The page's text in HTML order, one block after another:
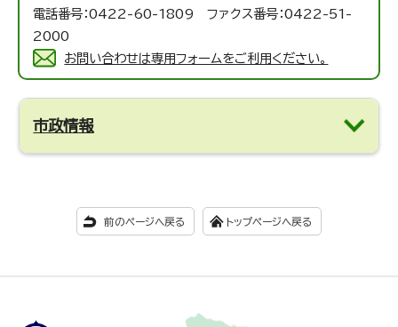
電話番号：0422-60-1809 ファクス番号：0422-51-
2000
お問い合わせは専用フォームをご利用ください。
市政情報
前のページへ戻る トップページへ戻る